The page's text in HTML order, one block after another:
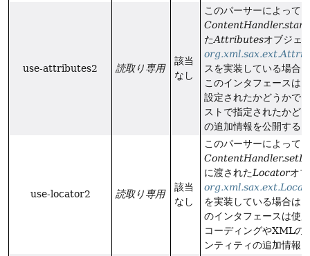
use-attributes2 読取り専用
該当
なし
このパーサーによって
たAttributesオブジェ
スを実装している場合
このインタフェースは
設定されたかどうかで
ストで指定されたかど
の追加情報を公開する。
use-locator2 読取り専用
該当
なし
このパーサーによって
に渡されたLocatorオ
を実装している場合は
のインタフェースは使
コーディングやXMLの
ンティティの追加情報